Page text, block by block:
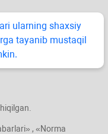
ularning shaхsiy
tayanib mustaqil
, «Norma